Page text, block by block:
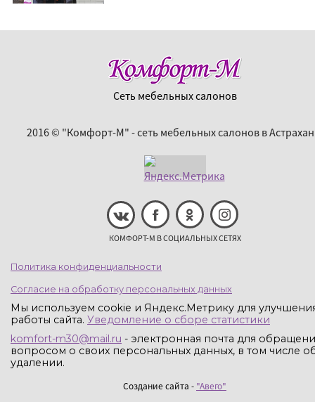
Сеть мебельных салонов
2016 © "Комфорт-М" - сеть мебельных салонов в
КОМФОРТ-М В СОЦИАЛЬНЫХ СЕТЯХ
Политика конфиденциальности
Согласие на обработку персональных данных
Мы используем cookie и Яндекс.Метрику для
работы сайта. Уведомление о сборе статистики
komfort-m30@mail.ru - электронная почта для
вопросом о своих персональных данных, в том числе
удалении.
Создание сайта - "Авего"